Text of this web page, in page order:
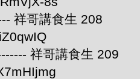
祥哥講食生 208
祥哥講食生 209